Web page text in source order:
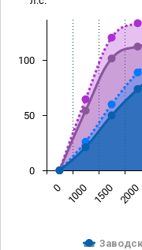
0 1000 1500 2000
0
50
100